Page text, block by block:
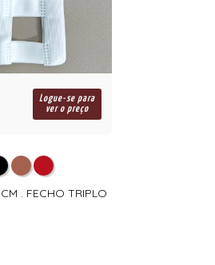
Logue-se para
ver o preço
. FECHO TRIPLO